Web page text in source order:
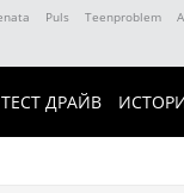
Puls Teenproblem
ТЕСТ ДРАЙВ